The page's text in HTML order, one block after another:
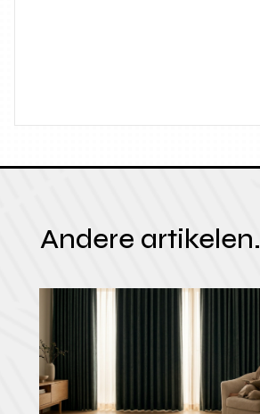
Andere artikelen.